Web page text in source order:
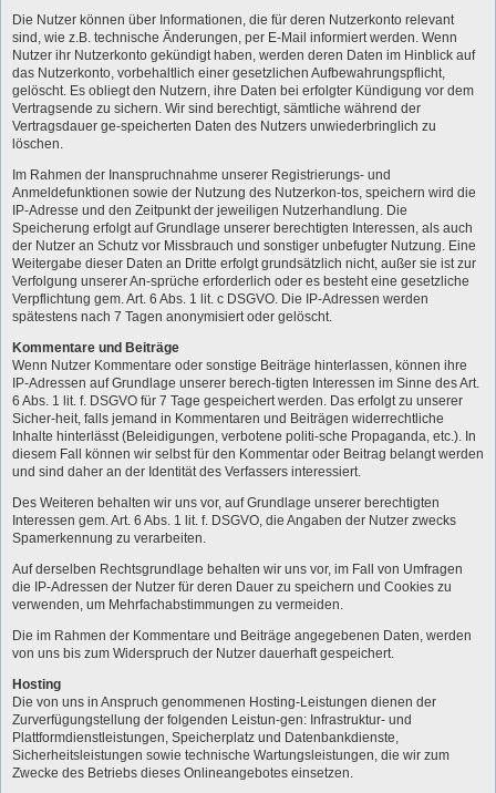
Die Nutzer können über Informationen, die für deren Nutzerkonto relevant
sind, wie z.B. technische Änderungen, per E-Mail informiert werden. Wenn
Nutzer ihr Nutzerkonto gekündigt haben, werden deren Daten im Hinblick auf
das Nutzerkonto, vorbehaltlich einer gesetzlichen Aufbewahrungspflicht,
gelöscht. Es obliegt den Nutzern, ihre Daten bei erfolgter Kündigung vor dem
Vertragsende zu sichern. Wir sind berechtigt, sämtliche während der
Vertragsdauer ge-speicherten Daten des Nutzers unwiederbringlich zu
löschen.
Im Rahmen der Inanspruchnahme unserer Registrierungs- und
Anmeldefunktionen sowie der Nutzung des Nutzerkon-tos, speichern wird die
IP-Adresse und den Zeitpunkt der jeweiligen Nutzerhandlung. Die
Speicherung erfolgt auf Grundlage unserer berechtigten Interessen, als auch
der Nutzer an Schutz vor Missbrauch und sonstiger unbefugter Nutzung. Eine
Weitergabe dieser Daten an Dritte erfolgt grundsätzlich nicht, außer sie ist zur
Verfolgung unserer An-sprüche erforderlich oder es besteht eine gesetzliche
Verpflichtung gem. Art. 6 Abs. 1 lit. c DSGVO. Die IP-Adressen werden
spätestens nach 7 Tagen anonymisiert oder gelöscht.
Kommentare und Beiträge
Wenn Nutzer Kommentare oder sonstige Beiträge hinterlassen, können ihre
IP-Adressen auf Grundlage unserer berech-tigten Interessen im Sinne des Art.
6 Abs. 1 lit. f. DSGVO für 7 Tage gespeichert werden. Das erfolgt zu unserer
Sicher-heit, falls jemand in Kommentaren und Beiträgen widerrechtliche
Inhalte hinterlässt (Beleidigungen, verbotene politi-sche Propaganda, etc.). In
diesem Fall können wir selbst für den Kommentar oder Beitrag belangt werden
und sind daher an der Identität des Verfassers interessiert.
Des Weiteren behalten wir uns vor, auf Grundlage unserer berechtigten
Interessen gem. Art. 6 Abs. 1 lit. f. DSGVO, die Angaben der Nutzer zwecks
Spamerkennung zu verarbeiten.
Auf derselben Rechtsgrundlage behalten wir uns vor, im Fall von Umfragen
die IP-Adressen der Nutzer für deren Dauer zu speichern und Cookies zu
verwenden, um Mehrfachabstimmungen zu vermeiden.
Die im Rahmen der Kommentare und Beiträge angegebenen Daten, werden
von uns bis zum Widerspruch der Nutzer dauerhaft gespeichert.
Hosting
Die von uns in Anspruch genommenen Hosting-Leistungen dienen der
Zurverfügungstellung der folgenden Leistun-gen: Infrastruktur- und
Plattformdienstleistungen, Speicherplatz und Datenbankdienste,
Sicherheitsleistungen sowie technische Wartungsleistungen, die wir zum
Zwecke des Betriebs dieses Onlineangebotes einsetzen.